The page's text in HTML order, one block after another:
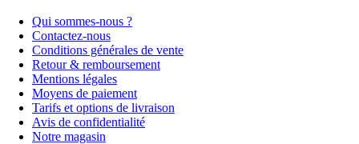
Qui sommes-nous ?
Contactez-nous
Conditions générales de vente
Retour & remboursement
Mentions légales
Moyens de paiement
Tarifs et options de livraison
Avis de confidentialité
Notre magasin